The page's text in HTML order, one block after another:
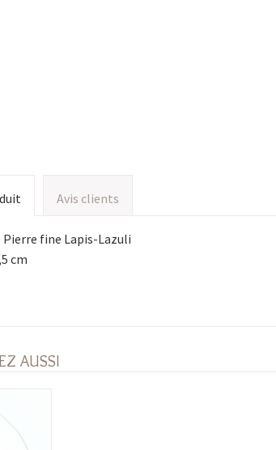
Avis clients
fine Lapis-Lazuli
cm
AUSSI